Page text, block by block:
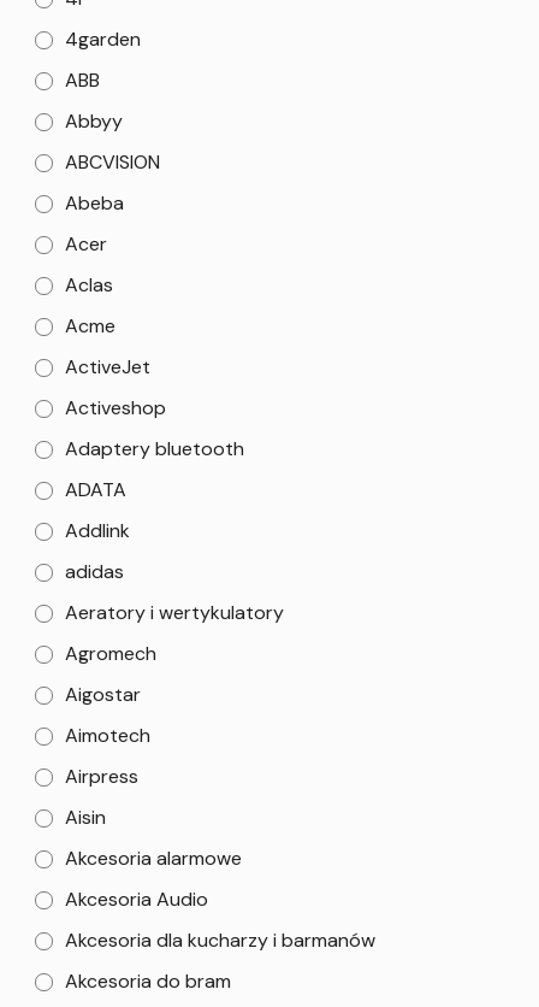
4garden
ABB
Abbyy
ABCVISION
Abeba
Acer
Aclas
Acme
ActiveJet
Activeshop
Adaptery bluetooth
ADATA
Addlink
adidas
Aeratory i wertykulatory
Agromech
Aigostar
Aimotech
Airpress
Aisin
Akcesoria alarmowe
Akcesoria Audio
Akcesoria dla kucharzy i barmanów
Akcesoria do bram